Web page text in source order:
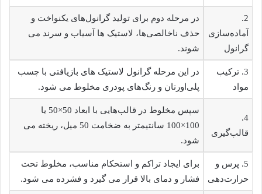
2.
آماده‌سازی
گرانول
در مرحله دوم برای تولید گرانول‌های یکنواخت و
حذف ناخالصی‌ها، لاستیک ها آسیاب و سرند می
شوند.
3. ترکیب
مواد
در این مرحله گرانول لاستیک های بازیافتی با چسب
پلی‌اورتان و رنگ‌های پودری مخلوط می شود.
4.
قالب‌گیری
سپس مخلوط در قالب‌هایی با ابعاد 50×50 یا
100×100 سانتیمتر به ضخامت 50 میل، ریخته می
شود.
5. پرس و
حرارت‌دهی
برای ایجاد تراکم و استحکام مناسب، مخلوط تحت
فشار و دمای بالا قرار می گیرد و فشرده می شود.